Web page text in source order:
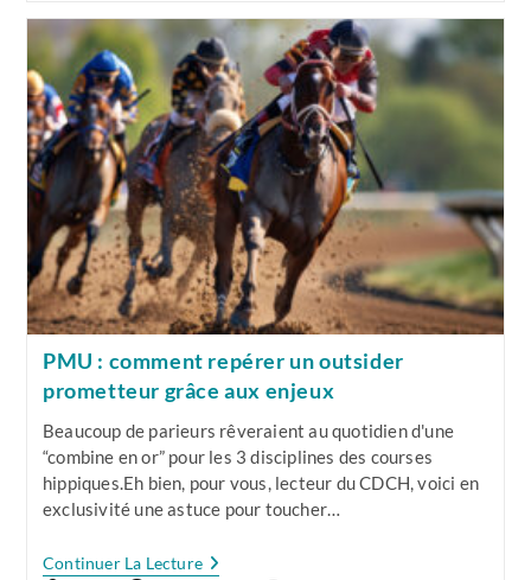
De
« Maidens »
?
publication :
publication :
PMU : comment repérer un outsider
prometteur grâce aux enjeux
Beaucoup de parieurs rêveraient au quotidien d'une
“combine en or” pour les 3 disciplines des courses
hippiques.Eh bien, pour vous, lecteur du CDCH, voici en
exclusivité une astuce pour toucher…
Continuer La LecturePMU